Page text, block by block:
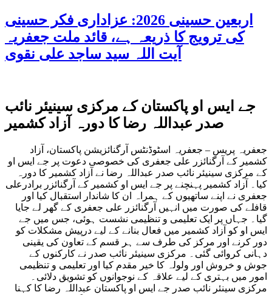
اربعین حسینی 2026: عزاداری فکر حسینی
کی ترویج کا ذریعہ ہے، قائد ملت جعفریہ
آیت اللہ سید ساجد علی نقوی
جے ایس او پاکستان کے مرکزی سینیئر نائب
صدر عبداللہ رضا کا دورہ آزاد کشمیر
جعفریہ پریس – جعفریہ اسٹوڈنٹس آرگنائزیشن پاکستان، آزاد
کشمیر کے آرگنائزر علی جعفری کی خصوصی دعوت پر جے ایس او
کے مرکزی سینیئر نائب صدر عبداللہ رضا نے آزاد کشمیر کا دورہ
کیا۔ آزاد کشمیر پہنچنے پر جے ایس او کشمیر کے آرگنائزر برادرعلی
جعفری نے اپنے ساتھیوں کے ہمراہ ان کا شاندار استقبال کیا اور
قافلے کی صورت میں انہیں آرگنائزر علی جعفری کے گھر لے جایا
گیا۔ جہاں پر ایک تعلیمی و تنظیمی نشست ہوئی، جس میں جے
ایس او کو آزاد کشمیر میں فعال بنانے کے لیے درپیش مشکلات کو
دور کرنے اور مرکز کی طرف سے ہر قسم کے تعاون کی یقینی
دہانی کروائی گئی۔ مرکزی سینیئر نائب صدر نے کارکنوں کے
جوش و خروش اور ولولہ کا خیر مقدم کیا اور تعلیمی و تنظیمی
امور میں بہتری کے لیے علاقہ کے نوجوانوں کو تشویق دلائی۔
مرکزی سینئر نائب صدر جے ایس او پاکستان عبداللہ رضا کا کہنا